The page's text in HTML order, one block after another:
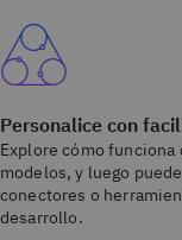
Personalice con
Explore cómo funciona
modelos, y luego
conectores o
desarrollo.